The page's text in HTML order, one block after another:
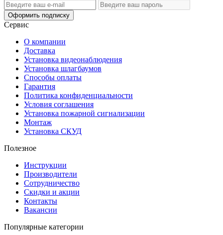
Оформить подписку
Сервис
О компании
Доставка
Установка видеонаблюдения
Установка шлагбаумов
Способы оплаты
Гарантия
Политика конфиденциальности
Условия соглашения
Установка пожарной сигнализации
Монтаж
Установка СКУД
Полезное
Инструкции
Производители
Сотрудничество
Скидки и акции
Контакты
Вакансии
Популярные категории